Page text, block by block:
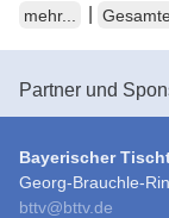
mehr...
Partner und
Bayerischer
Georg-Brauchle-
bttv@bttv.de